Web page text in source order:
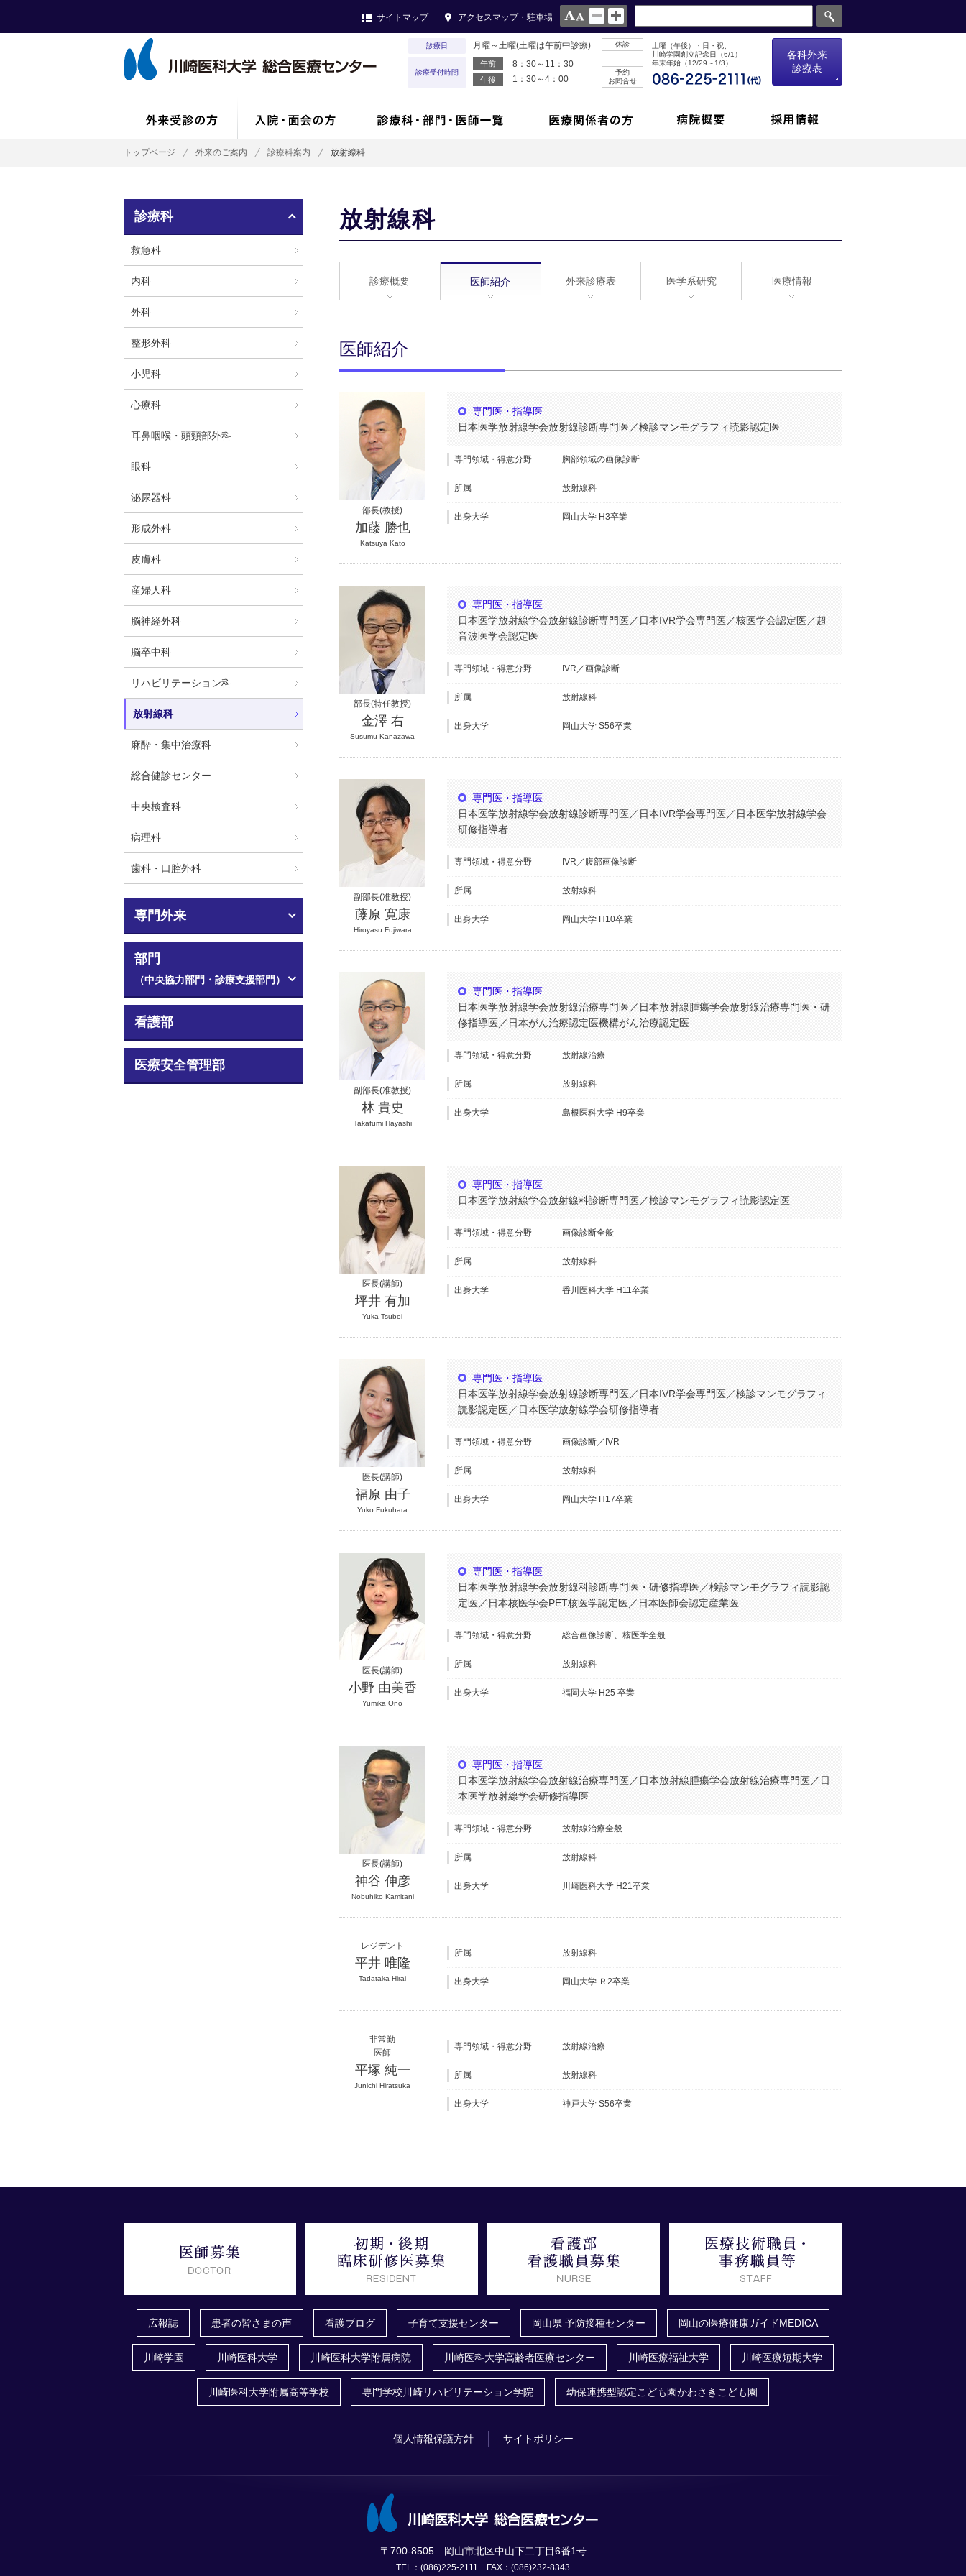
サイトマップ アクセスマップ・駐車場
診療日 月曜～土曜(土曜は午前中診療)
診療受付時間
午前 8：30～11：30
午後 1：30～4：00
休診
土曜（午後）・日・祝、
川崎学園創立記念日（6/1）
年末年始（12/29～1/3）
予約
お問合せ
各科外来
診療表
トップページ 外来のご案内 診療科案内 放射線科
放射線科
診療概要 医師紹介 外来診療表 医学系研究 医療情報
医師紹介
部長(教授)
加藤 勝也
Katsuya Kato
専門医・指導医
日本医学放射線学会放射線診断専門医／検診マンモグラフィ読影認定医
専門領域・得意分野 胸部領域の画像診断
所属 放射線科
出身大学 岡山大学 H3卒業
部長(特任教授)
金澤 右
Susumu Kanazawa
専門医・指導医
日本医学放射線学会放射線診断専門医／日本IVR学会専門医／核医学会認定医／超
音波医学会認定医
専門領域・得意分野 IVR／画像診断
所属 放射線科
出身大学 岡山大学 S56卒業
副部長(准教授)
藤原 寛康
Hiroyasu Fujiwara
専門医・指導医
日本医学放射線学会放射線診断専門医／日本IVR学会専門医／日本医学放射線学会
研修指導者
専門領域・得意分野 IVR／腹部画像診断
所属 放射線科
出身大学 岡山大学 H10卒業
副部長(准教授)
林 貴史
Takafumi Hayashi
専門医・指導医
日本医学放射線学会放射線治療専門医／日本放射線腫瘍学会放射線治療専門医・研
修指導医／日本がん治療認定医機構がん治療認定医
専門領域・得意分野 放射線治療
所属 放射線科
出身大学 島根医科大学 H9卒業
医長(講師)
坪井 有加
Yuka Tsuboi
専門医・指導医
日本医学放射線学会放射線科診断専門医／検診マンモグラフィ読影認定医
専門領域・得意分野 画像診断全般
所属 放射線科
出身大学 香川医科大学 H11卒業
医長(講師)
福原 由子
Yuko Fukuhara
専門医・指導医
日本医学放射線学会放射線診断専門医／日本IVR学会専門医／検診マンモグラフィ
読影認定医／日本医学放射線学会研修指導者
専門領域・得意分野 画像診断／IVR
所属 放射線科
出身大学 岡山大学 H17卒業
医長(講師)
小野 由美香
Yumika Ono
専門医・指導医
日本医学放射線学会放射線科診断専門医・研修指導医／検診マンモグラフィ読影認
定医／日本核医学会PET核医学認定医／日本医師会認定産業医
専門領域・得意分野 総合画像診断、核医学全般
所属 放射線科
出身大学 福岡大学 H25 卒業
医長(講師)
神谷 伸彦
Nobuhiko Kamitani
専門医・指導医
日本医学放射線学会放射線治療専門医／日本放射線腫瘍学会放射線治療専門医／日
本医学放射線学会研修指導医
専門領域・得意分野 放射線治療全般
所属 放射線科
出身大学 川崎医科大学 H21卒業
レジデント
平井 唯隆
Tadataka Hirai
所属 放射線科
出身大学 岡山大学 Ｒ2卒業
非常勤
医師
平塚 純一
Junichi Hiratsuka
専門領域・得意分野 放射線治療
所属 放射線科
出身大学 神戸大学 S56卒業
診療科
救急科
内科
外科
整形外科
小児科
心療科
耳鼻咽喉・頭頸部外科
眼科
泌尿器科
形成外科
皮膚科
産婦人科
脳神経外科
脳卒中科
リハビリテーション科
放射線科
麻酔・集中治療科
総合健診センター
中央検査科
病理科
歯科・口腔外科
専門外来
部門
（中央協力部門・診療支援部門）
看護部
医療安全管理部
広報誌 患者の皆さまの声 看護ブログ 子育て支援センター 岡山県 予防接種センター 岡山の医療健康ガイドMEDICA
川崎学園 川崎医科大学 川崎医科大学附属病院 川崎医科大学高齢者医療センター 川崎医療福祉大学 川崎医療短期大学
川崎医科大学附属高等学校 専門学校川崎リハビリテーション学院 幼保連携型認定こども園かわさきこども園
個人情報保護方針 サイトポリシー
〒700-8505 岡山市北区中山下二丁目6番1号
TEL：(086)225-2111 FAX：(086)232-8343